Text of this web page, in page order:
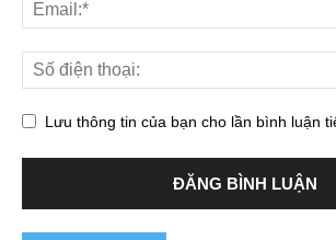
Lưu thông tin của bạn cho lần bình luận